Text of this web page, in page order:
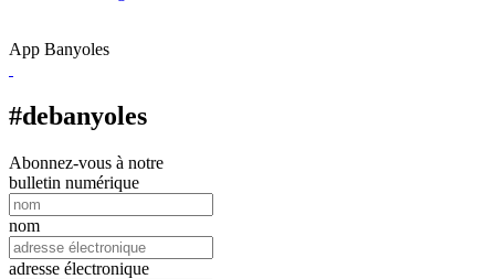
App Banyoles
#debanyoles
Abonnez-vous à notre
bulletin numérique
nom
adresse électronique